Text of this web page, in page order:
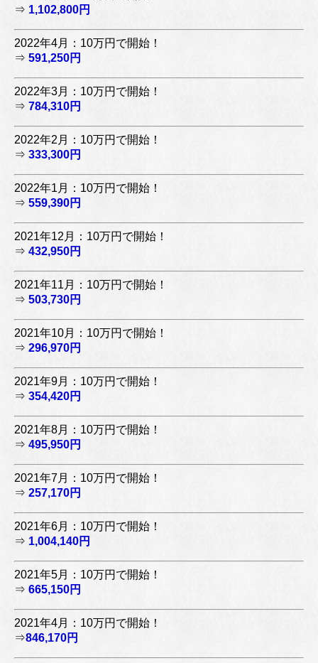
⇒ 1,102,800円
2022年4月：10万円で開始！
⇒ 591,250円
2022年3月：10万円で開始！
⇒ 784,310円
2022年2月：10万円で開始！
⇒ 333,300円
2022年1月：10万円で開始！
⇒ 559,390円
2021年12月：10万円で開始！
⇒ 432,950円
2021年11月：10万円で開始！
⇒ 503,730円
2021年10月：10万円で開始！
⇒ 296,970円
2021年9月：10万円で開始！
⇒ 354,420円
2021年8月：10万円で開始！
⇒ 495,950円
2021年7月：10万円で開始！
⇒ 257,170円
2021年6月：10万円で開始！
⇒ 1,004,140円
2021年5月：10万円で開始！
⇒ 665,150円
2021年4月：10万円で開始！
⇒846,170円